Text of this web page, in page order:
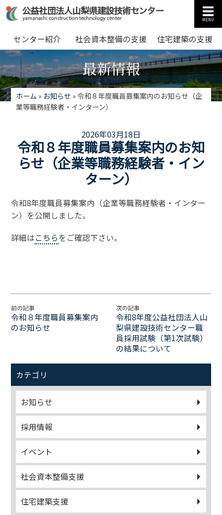
MENU
センター紹介 社会資本整備の支援 住宅建築の支援
最新情報
ホーム » お知らせ »令和８年度職員募集案内のお知らせ（企
業等職務経験者・インターン）
2026年03月18日
令和８年度職員募集案内のお知
らせ（企業等職務経験者・イン
ターン）
令和8年度職員募集案内（企業等職務経験者・インター
ン）を公開しました。
詳細はこちらをご確認下さい。
前の記事
令和８年度職員募集案内
のお知らせ
次の記事
令和8年度公益社団法人山
梨県建設技術センター職
員採用試験（第1次試験）
の結果について
カテゴリ
お知らせ
採用情報
イベント
社会資本整備支援
住宅建築支援